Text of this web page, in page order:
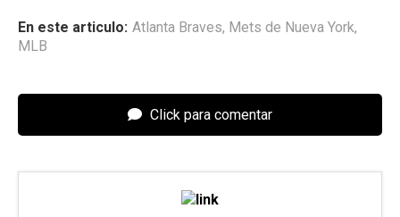
En este articulo: Atlanta Braves, Mets de Nueva York,
MLB
Click para comentar